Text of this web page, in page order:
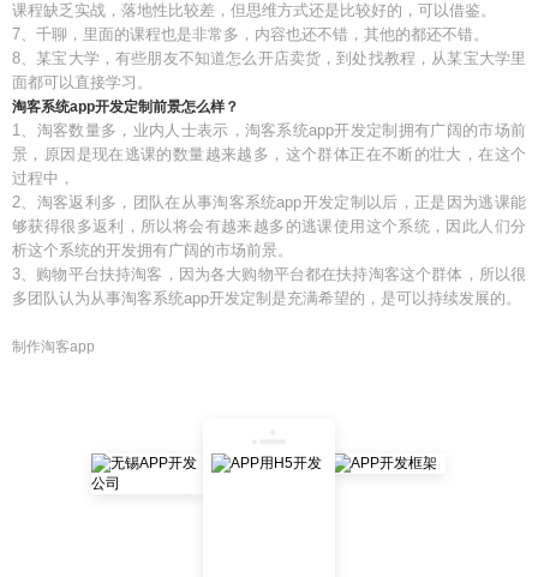
课程缺乏实战，落地性比较差，但思维方式还是比较好的，可以借鉴。
7、千聊，里面的课程也是非常多，内容也还不错，其他的都还不错。
8、某宝大学，有些朋友不知道怎么开店卖货，到处找教程，从某宝大学里
面都可以直接学习。
淘客系统app开发定制前景怎么样？
1、淘客数量多，业内人士表示，淘客系统app开发定制拥有广阔的市场前
景，原因是现在逃课的数量越来越多，这个群体正在不断的壮大，在这个
过程中，
2、淘客返利多，团队在从事淘客系统app开发定制以后，正是因为逃课能
够获得很多返利，所以将会有越来越多的逃课使用这个系统，因此人们分
析这个系统的开发拥有广阔的市场前景。
3、购物平台扶持淘客，因为各大购物平台都在扶持淘客这个群体，所以很
多团队认为从事淘客系统app开发定制是充满希望的，是可以持续发展的。
制作淘客app